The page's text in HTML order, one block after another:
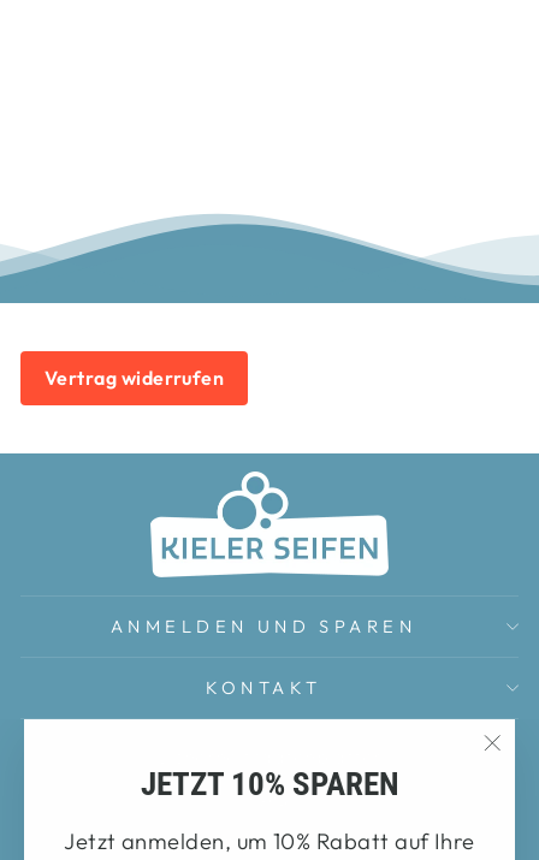
JETZT 10% SPAREN
Jetzt anmelden, um 10% Rabatt auf Ihre
Vertrag widerrufen
ANMELDEN UND SPAREN
KONTAKT
FAQ
Impressum